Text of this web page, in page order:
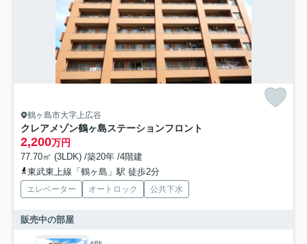
鶴ヶ島市大字上広谷
クレアメゾン鶴ヶ島ステーションフロント
2,200万円
77.70㎡ (3LDK) /築20年 /4階建
東武東上線「鶴ヶ島」駅 徒歩2分
エレベーター オートロック 公共下水
販売中の部屋